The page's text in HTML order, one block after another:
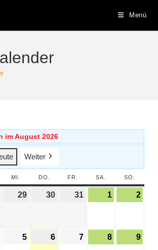
Menü
im August 2026
Weiter
MI. DO. FR. SA. SO.
29 30 31 1 2
5 6 7 8 9